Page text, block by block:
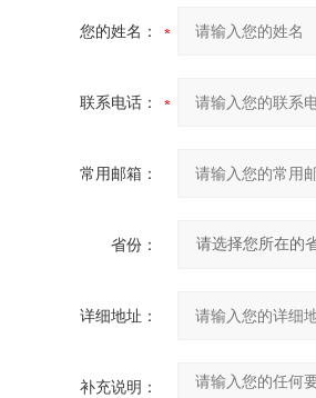
您的姓名：
联系电话：
常用邮箱：
省份：
详细地址：
补充说明：